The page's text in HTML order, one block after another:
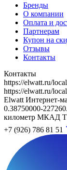
Бренды
О компании
Оплата и
Партнерам
Купон на
Отзывы
Контакты
Контакты
https://elwatt.ru/
https://elwatt.ru/
Elwatt Интернет-
0.38750000-
километр МКАД
+7 (926) 786 81 51